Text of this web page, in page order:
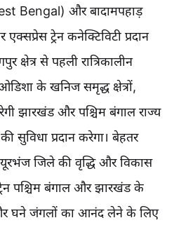
Bengal) और बादामपहाड़
ट्रेन कनेक्टिविटी प्रदान
क्षेत्र से पहली रात्रिकालीन
ओडिशा के खनिज समृद्ध क्षेत्रों,
झारखंड और पश्चिम बंगाल राज्य
सुविधा प्रदान करेगा। बेहतर
जिले की वृद्धि और विकास
पश्चिम बंगाल और झारखंड के
और घने जंगलों का आनंद लेने के लिए